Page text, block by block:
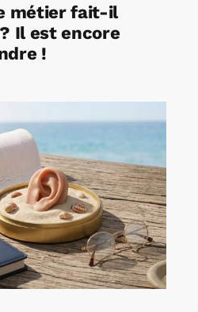
métier fait-il
Il est encore
!